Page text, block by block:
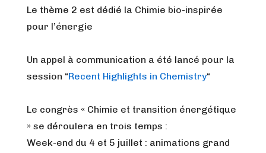
Le thème 2 est dédié la Chimie bio-inspirée
pour l’énergie
Un appel à communication a été lancé pour la
session “Recent Highlights in Chemistry“
Le congrès « Chimie et transition énergétique
» se déroulera en trois temps :
Week-end du 4 et 5 juillet : animations grand